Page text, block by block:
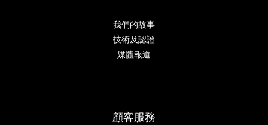
我們的故事
技術及認證
媒體報道
顧客服務